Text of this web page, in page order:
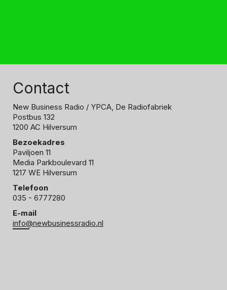
Contact
New Business Radio / YPCA, De Radiofabriek
Postbus 132
1200 AC Hilversum
Bezoekadres
Paviljoen 11
Media Parkboulevard 11
1217 WE Hilversum
Telefoon
035 - 6777280
E-mail
info@newbusinessradio.nl